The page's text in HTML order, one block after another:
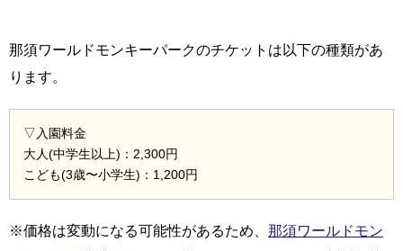
那須ワールドモンキーパークのチケットは以下の種類があ
ります。
▽入園料金
大人(中学生以上)：2,300円
こども(3歳〜小学生)：1,200円
※価格は変動になる可能性があるため、 那須ワールドモン